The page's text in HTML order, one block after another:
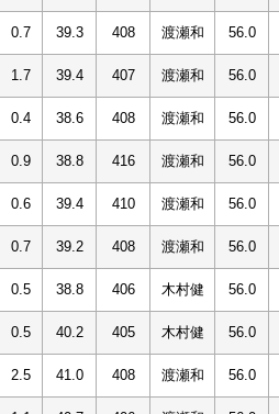
0.7 39.3 408 渡瀬和 56.0
1.7 39.4 407 渡瀬和 56.0
0.4 38.6 408 渡瀬和 56.0
0.9 38.8 416 渡瀬和 56.0
0.6 39.4 410 渡瀬和 56.0
0.7 39.2 408 渡瀬和 56.0
0.5 38.8 406 木村健 56.0
0.5 40.2 405 木村健 56.0
2.5 41.0 408 渡瀬和 56.0